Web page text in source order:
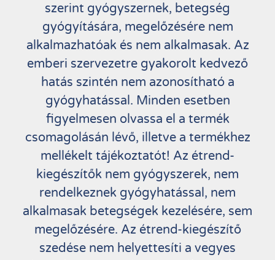
szerint gyógyszernek, betegség
gyógyítására, megelőzésére nem
alkalmazhatóak és nem alkalmasak. Az
emberi szervezetre gyakorolt kedvező
hatás szintén nem azonosítható a
gyógyhatással. Minden esetben
figyelmesen olvassa el a termék
csomagolásán lévő, illetve a termékhez
mellékelt tájékoztatót! Az étrend-
kiegészítők nem gyógyszerek, nem
rendelkeznek gyógyhatással, nem
alkalmasak betegségek kezelésére, sem
megelőzésére. Az étrend-kiegészítő
szedése nem helyettesíti a vegyes